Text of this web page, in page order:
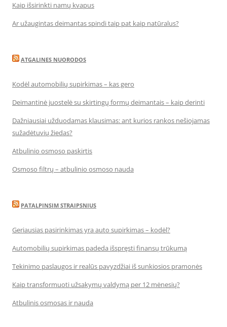
Kaip išsirinkti namų kvapus
Ar užaugintas deimantas spindi taip pat kaip natūralus?
ATGALINES NUORODOS
Kodėl automobilių supirkimas – kas gero
Deimantinė juostelė su skirtingų formų deimantais – kaip derinti
Dažniausiai užduodamas klausimas: ant kurios rankos nešiojamas
sužadėtuvių žiedas?
Atbulinio osmoso paskirtis
Osmoso filtrų – atbulinio osmoso nauda
PATALPINSIM STRAIPSNIUS
Geriausias pasirinkimas yra auto supirkimas – kodėl?
Automobilių supirkimas padeda išspręsti finansų trūkumą
Tekinimo paslaugos ir realūs pavyzdžiai iš sunkiosios pramonės
Kaip transformuoti užsakymų valdymą per 12 mėnesių?
Atbulinis osmosas ir nauda